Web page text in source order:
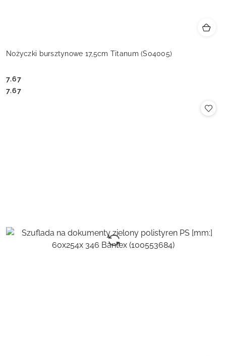
Nożyczki bursztynowe 17,5cm Titanum (S04005)
Cena:
7.67
Cena:
7.67